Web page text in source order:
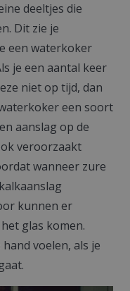
deeltjes die
Dit zie je
een waterkoker
je een aantal keer
niet op tijd, dan
een soort
aanslag op de
veroorzaakt
wanneer zure
kunnen er
glas komen.
voelen, als je